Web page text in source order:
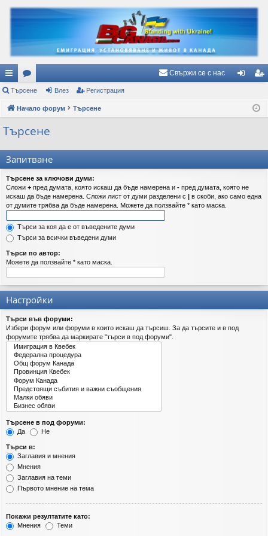
ъ
рз
и
ъз
ки
ор
ум
Свържи се с нас
ис
Търсене Влез Регистрация
Начало форум Търсене
Търсене
Запитване
Търсене за ключови думи:
Сложи + пред думата, която искаш да бъде намерена и - пред думата, която не
искаш да бъде намерена. Сложи лист от думи разделени с | в скоби, ако само една
от думите трябва да бъде намерена. Можете да ползвайте * като маска.
Търси за коя да е от въведените думи
Търси за всички въведени думи
Търси по автор:
Можете да ползвайте * като маска.
Настройки
Търси във форуми:
Избери форум или форуми в които искаш да търсиш. За да търсите и в под
форумите трябва да маркирате "търси в под форуми".
Търсене в под форуми:
Да
Не
Търси в:
Заглавия и мнения
Мнения
Заглавия на теми
Първото мнение на тема
Покажи резултатите като:
Мнения
Теми